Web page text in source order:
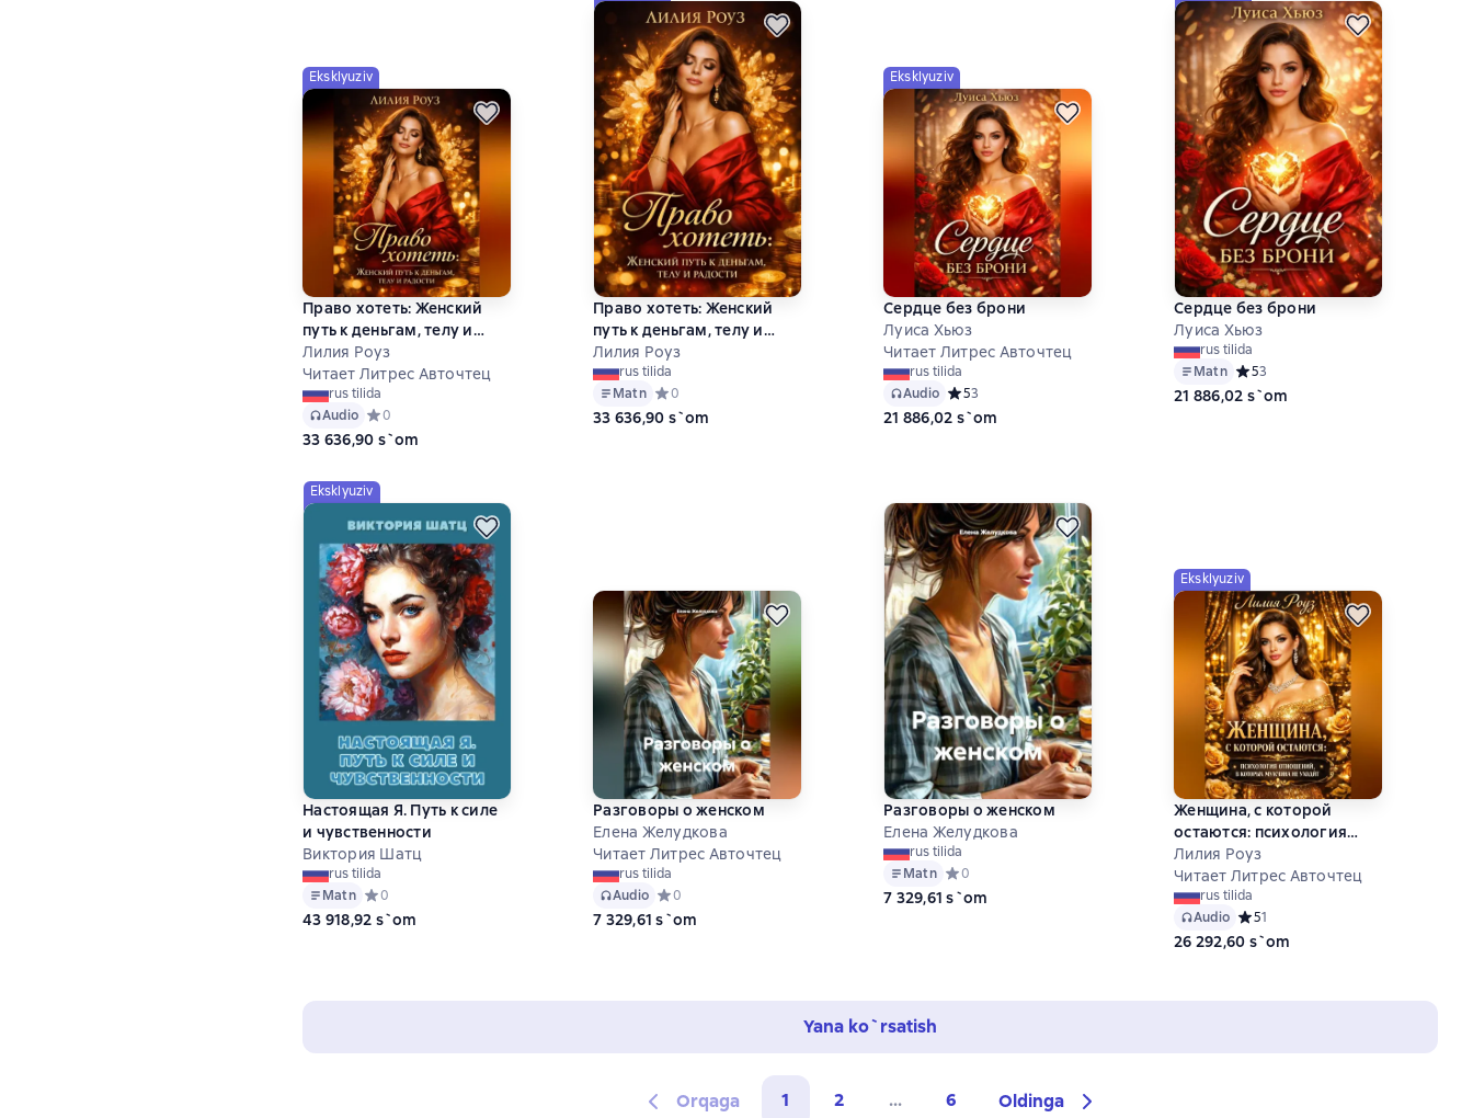
Eksklyuziv
Право хотеть: Женский
путь к деньгам, телу и
радости
Лилия Роуз
Читает Литрес Авточтец
rus tilida
Audio Средний рейтинг 0 на основе 0 оценок
0
33 636,90 s`om
Право хотеть: Женский
путь к деньгам, телу и
радости
Лилия Роуз
rus tilida
Matn Средний рейтинг 0 на основе 0 оценок
0
33 636,90 s`om
Eksklyuziv
Сердце без брони
Луиса Хьюз
Читает Литрес Авточтец
rus tilida
Audio Средний рейтинг 5 на основе 3 оценок
53
21 886,02 s`om
Сердце без брони
Луиса Хьюз
rus tilida
Matn Средний рейтинг 5 на основе 3
53
21 886,02 s`om
Eksklyuziv
Настоящая Я. Путь к силе
и чувственности
Виктория Шатц
rus tilida
Matn Средний рейтинг 0 на основе 0 оценок
0
43 918,92 s`om
Разговоры о женском
Елена Желудкова
Читает Литрес Авточтец
rus tilida
Audio Средний рейтинг 0 на основе 0 оценок
0
7 329,61 s`om
Разговоры о женском
Елена Желудкова
rus tilida
Matn Средний рейтинг 0 на основе 0 оценок
0
7 329,61 s`om
Eksklyuziv
Женщина, с которой
остаются: психология
отношений, в которых
мужчина не уходит.
Лилия Роуз
Читает Литрес Авточтец
rus tilida
Audio Средний рейтинг 5 на основе 1
51
26 292,60 s`om
Yana ko`rsatish
Orqaga 1 2 ... 6 Oldinga